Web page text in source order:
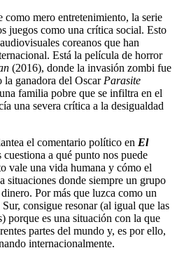
como mero entretenimiento, la serie
juegos como una crítica social. Esto
coreanos que han
Está la película de horror
(2016), donde la invasión zombi fue
la ganadora del Oscar Parasite
familia pobre que se infiltra en el
una severa crítica a la desigualdad
el comentario político en El
cuestiona a qué punto nos puede
vale una vida humana y cómo el
situaciones donde siempre un grupo
Por más que luzca como un
consigue resonar (al igual que las
porque es una situación con la que
partes del mundo y, es por ello,
internacionalmente.